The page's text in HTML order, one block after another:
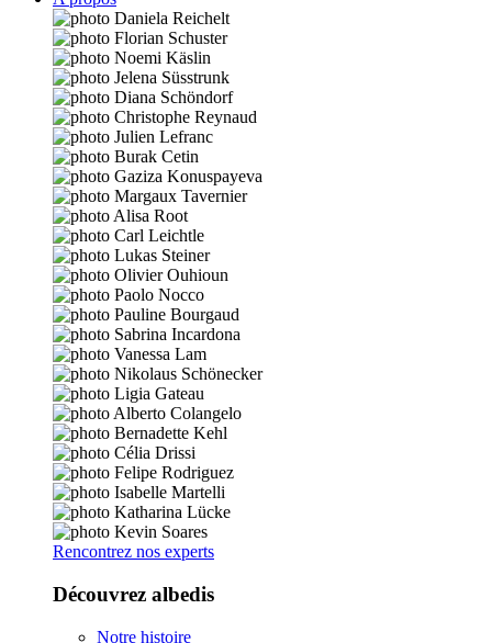
Rencontrez nos experts
Découvrez albedis
Notre histoire